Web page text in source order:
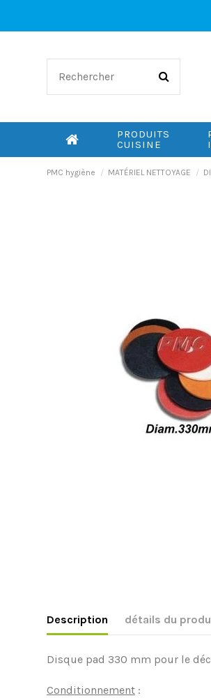
PRODUITS
CUISINE
PMC hygiène MATÉRIEL NETTOYAGE
Description détails du
Disque pad 330 mm pour le
Conditionnement :